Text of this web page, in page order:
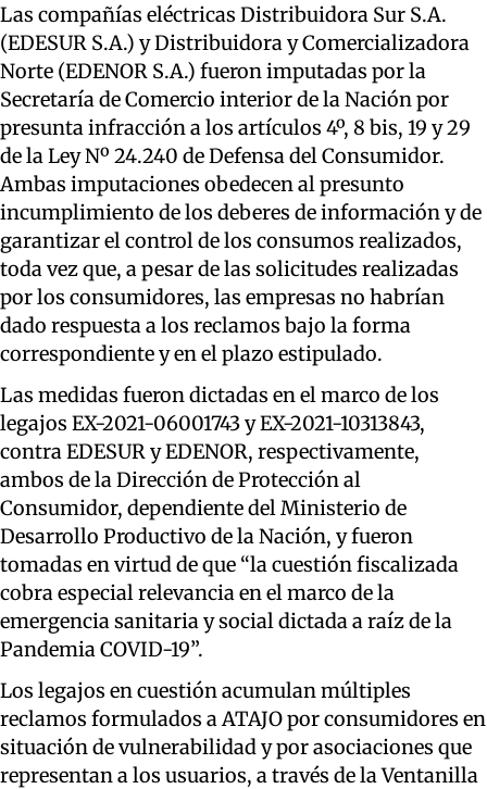
Las compañías eléctricas Distribuidora Sur S.A.
(EDESUR S.A.) y Distribuidora y Comercializadora
Norte (EDENOR S.A.) fueron imputadas por la
Secretaría de Comercio interior de la Nación por
presunta infracción a los artículos 4º, 8 bis, 19 y 29
de la Ley Nº 24.240 de Defensa del Consumidor.
Ambas imputaciones obedecen al presunto
incumplimiento de los deberes de información y de
garantizar el control de los consumos realizados,
toda vez que, a pesar de las solicitudes realizadas
por los consumidores, las empresas no habrían
dado respuesta a los reclamos bajo la forma
correspondiente y en el plazo estipulado.
Las medidas fueron dictadas en el marco de los
legajos EX-2021-06001743 y EX-2021-10313843,
contra EDESUR y EDENOR, respectivamente,
ambos de la Dirección de Protección al
Consumidor, dependiente del Ministerio de
Desarrollo Productivo de la Nación, y fueron
tomadas en virtud de que “la cuestión fiscalizada
cobra especial relevancia en el marco de la
emergencia sanitaria y social dictada a raíz de la
Pandemia COVID-19”.
Los legajos en cuestión acumulan múltiples
reclamos formulados a ATAJO por consumidores en
situación de vulnerabilidad y por asociaciones que
representan a los usuarios, a través de la Ventanilla